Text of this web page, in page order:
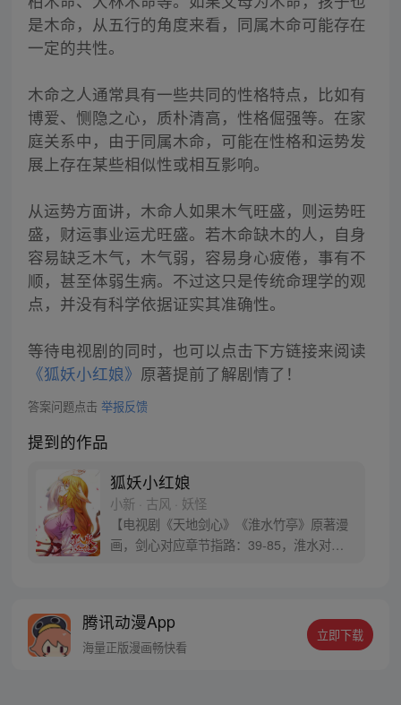
是木命，从五行的角度来看，同属木命可能存在
一定的共性。
木命之人通常具有一些共同的性格特点，比如有
博爱、恻隐之心，质朴清高，性格倔强等。在家
庭关系中，由于同属木命，可能在性格和运势发
展上存在某些相似性或相互影响。
从运势方面讲，木命人如果木气旺盛，则运势旺
盛，财运事业运尤旺盛。若木命缺木的人，自身
容易缺乏木气，木气弱，容易身心疲倦，事有不
顺，甚至体弱生病。不过这只是传统命理学的观
点，并没有科学依据证实其准确性。
等待电视剧的同时，也可以点击下方链接来阅读
《狐妖小红娘》 原著提前了解剧情了！
答案问题点击 举报反馈
提到的作品
狐妖小红娘
小新 · 古风 · 妖怪
【电视剧《天地剑心》《淮水竹亭》原著漫
画，剑心对应章节指路：39-85，淮水对应
腾讯动漫App
海量正版漫画畅快看
立即下载